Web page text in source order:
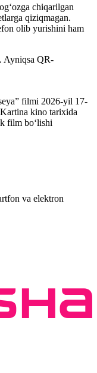
chiqarilgan
qiziqmagan.
olib yurishini ham
Ayniqsa QR-
filmi 2026-yil 17-
kino tarixida
film bo‘lishi
va elektron